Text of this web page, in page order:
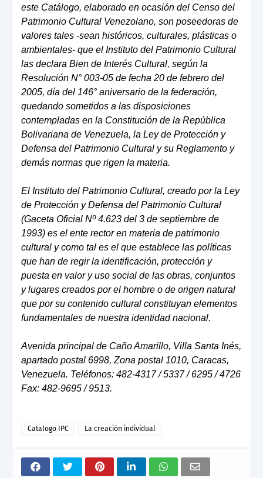
este Catálogo, elaborado en ocasión del Censo del
Patrimonio Cultural Venezolano, son poseedoras de
valores tales -sean históricos, culturales, plásticas o
ambientales- que el Instituto del Patrimonio Cultural
las declara Bien de Interés Cultural, según la
Resolución N° 003-05 de fecha 20 de febrero del
2005, día del 146° aniversario de la federación,
quedando sometidos a las disposiciones
contempladas en la Constitución de la República
Bolivariana de Venezuela, la Ley de Protección y
Defensa del Patrimonio Cultural y su Reglamento y
demás normas que rigen la materia.
El Instituto del Patrimonio Cultural, creado por la Ley
de Protección y Defensa del Patrimonio Cultural
(Gaceta Oficial Nº 4.623 del 3 de septiembre de
1993) es el ente rector en materia de patrimonio
cultural y como tal es el que establece las políticas
que han de regir la identificación, protección y
puesta en valor y uso social de las obras, conjuntos
y lugares creados por el hombre o de origen natural
que por su contenido cultural constituyan elementos
fundamentales de nuestra identidad nacional.
Avenida principal de Caño Amarillo, Villa Santa Inés,
apartado postal 6998, Zona postal 1010, Caracas,
Venezuela. Teléfonos: 482-4317 / 5337 / 6295 / 4726
Fax: 482-9695 / 9513.
Catalogo IPC La creación individual